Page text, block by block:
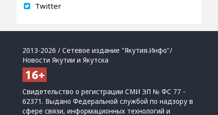
Twitter
2013-2026 / Сетевое издание "Якутия.Инфо"/
Новости Якутии и Якутска
Свидетельство о регистрации СМИ ЭЛ № ФС 77 -
62371. Выдано Федеральной службой по надзору в
сфере связи, информационных технологий и